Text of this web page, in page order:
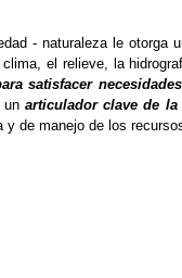
- naturaleza le otorga
el relieve, la
satisfacer
unarticulador clave de la
y de manejo de los